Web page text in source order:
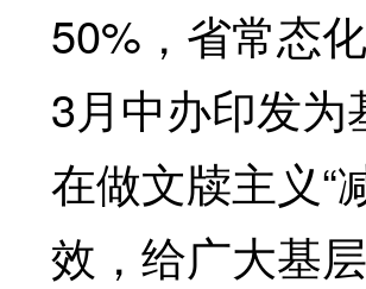
50%，省常态
3月中办印发
在做文牍主义“
效，给广大基